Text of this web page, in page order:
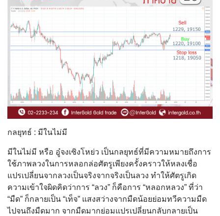
กลยุทธ์ : มีในไม่มี
มีในไม่มี หรือ อู๋จงเซิงโหย่ว เป็นกลยุทธ์ที่มีความหมายถึงการ
ใช้ภาพลวงในการหลอกล่อศัตรูเพียงครั้งคราวให้หลงเชื่อ
แปรเปลี่ยนจากลวงเป็นจริงจากจริงเป็นลวง ทำให้ศัตรูเกิด
ความเข้าใจผิดคิดว่าการ “ลวง” ก็คือการ “หลอกหลวง” ที่ว่า
“มืด” ก็กลายเป็น “เท็จ” แสงสว่างจากมืดน้อยย่อมทวีความมืด
ไปจนถึงมืดมาก จากมืดมากย่อมแปรเปลี่ยนกลับกลายเป็น